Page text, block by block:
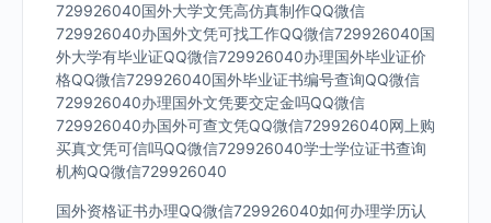
729926040国外大学文凭高仿真制作QQ微信
729926040办国外文凭可找工作QQ微信729926040国
外大学有毕业证QQ微信729926040办理国外毕业证价
格QQ微信729926040国外毕业证书编号查询QQ微信
729926040办理国外文凭要交定金吗QQ微信
729926040办国外可查文凭QQ微信729926040网上购
买真文凭可信吗QQ微信729926040学士学位证书查询
机构QQ微信729926040
国外资格证书办理QQ微信729926040如何办理学历认